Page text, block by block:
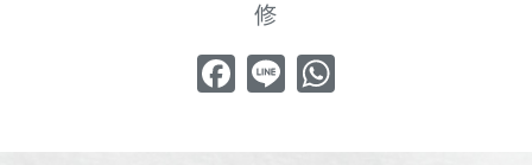
修
Facebook
Line WhatsApp